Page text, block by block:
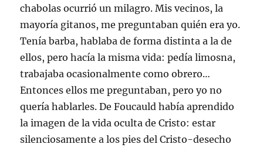
chabolas ocurrió un milagro. Mis vecinos, la
mayoría gitanos, me preguntaban quién era yo.
Tenía barba, hablaba de forma distinta a la de
ellos, pero hacía la misma vida: pedía limosna,
trabajaba ocasionalmente como obrero…
Entonces ellos me preguntaban, pero yo no
quería hablarles. De Foucauld había aprendido
la imagen de la vida oculta de Cristo: estar
silenciosamente a los pies del Cristo-desecho